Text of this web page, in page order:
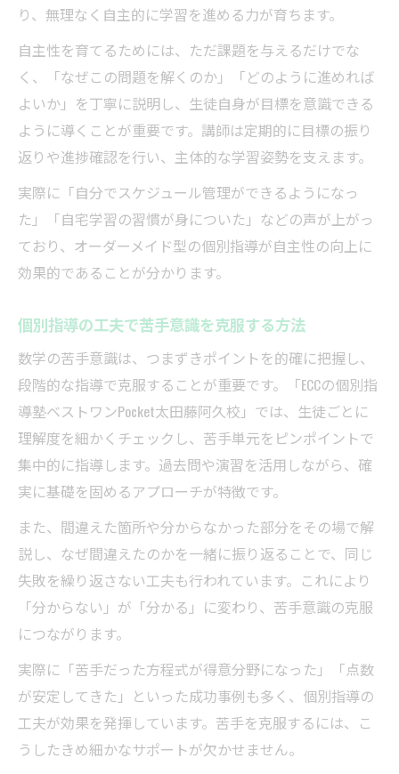
り、無理なく自主的に学習を進める力が育ちます。
自主性を育てるためには、ただ課題を与えるだけでな
く、「なぜこの問題を解くのか」「どのように進めれば
よいか」を丁寧に説明し、生徒自身が目標を意識できる
ように導くことが重要です。講師は定期的に目標の振り
返りや進捗確認を行い、主体的な学習姿勢を支えます。
実際に「自分でスケジュール管理ができるようになっ
た」「自宅学習の習慣が身についた」などの声が上がっ
ており、オーダーメイド型の個別指導が自主性の向上に
効果的であることが分かります。
個別指導の工夫で苦手意識を克服する方法
数学の苦手意識は、つまずきポイントを的確に把握し、
段階的な指導で克服することが重要です。「ECCの個別指
導塾ベストワンPocket太田藤阿久校」では、生徒ごとに
理解度を細かくチェックし、苦手単元をピンポイントで
集中的に指導します。過去問や演習を活用しながら、確
実に基礎を固めるアプローチが特徴です。
また、間違えた箇所や分からなかった部分をその場で解
説し、なぜ間違えたのかを一緒に振り返ることで、同じ
失敗を繰り返さない工夫も行われています。これにより
「分からない」が「分かる」に変わり、苦手意識の克服
につながります。
実際に「苦手だった方程式が得意分野になった」「点数
が安定してきた」といった成功事例も多く、個別指導の
工夫が効果を発揮しています。苦手を克服するには、こ
うしたきめ細かなサポートが欠かせません。